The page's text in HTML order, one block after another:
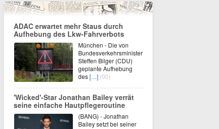
ADAC erwartet mehr Staus durch
Aufhebung des Lkw-Fahrverbots
München - Die von
Bundesverkehrsminister
Steffen Bilger (CDU)
geplante Aufhebung
des[…] (00)
'Wicked'-Star Jonathan Bailey verrät
seine einfache Hautpflegeroutine
(BANG) - Jonathan
Bailey setzt bei seiner